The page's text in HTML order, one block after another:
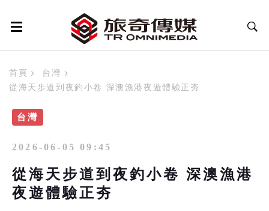
首頁
台灣
從海天步道到夜釣小卷 深澳漁港夜遊體驗正夯
台灣
2026-06-05 09:45
從海天步道到夜釣小卷 深澳漁港
夜遊體驗正夯